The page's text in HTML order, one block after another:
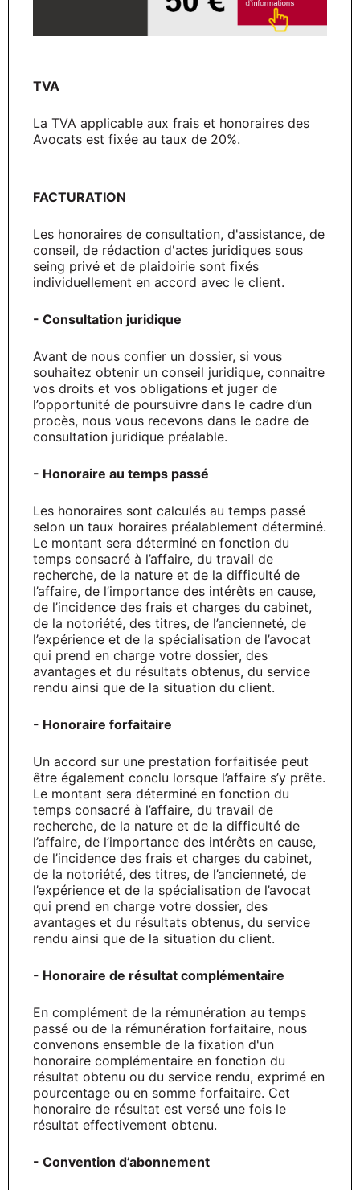
TVA
La TVA applicable aux frais et honoraires des
Avocats est fixée au taux de 20%.
FACTURATION
Les honoraires de consultation, d'assistance, de
conseil, de rédaction d'actes juridiques sous
seing privé et de plaidoirie sont fixés
individuellement en accord avec le client.
- Consultation juridique
Avant de nous confier un dossier, si vous
souhaitez obtenir un conseil juridique, connaitre
vos droits et vos obligations et juger de
l’opportunité de poursuivre dans le cadre d’un
procès, nous vous recevons dans le cadre de
consultation juridique préalable.
- Honoraire au temps passé
Les honoraires sont calculés au temps passé
selon un taux horaires préalablement déterminé.
Le montant sera déterminé en fonction du
temps consacré à l’affaire, du travail de
recherche, de la nature et de la difficulté de
l’affaire, de l’importance des intérêts en cause,
de l’incidence des frais et charges du cabinet,
de la notoriété, des titres, de l’ancienneté, de
l’expérience et de la spécialisation de l’avocat
qui prend en charge votre dossier, des
avantages et du résultats obtenus, du service
rendu ainsi que de la situation du client.
- Honoraire forfaitaire
Un accord sur une prestation forfaitisée peut
être également conclu lorsque l’affaire s’y prête.
Le montant sera déterminé en fonction du
temps consacré à l’affaire, du travail de
recherche, de la nature et de la difficulté de
l’affaire, de l’importance des intérêts en cause,
de l’incidence des frais et charges du cabinet,
de la notoriété, des titres, de l’ancienneté, de
l’expérience et de la spécialisation de l’avocat
qui prend en charge votre dossier, des
avantages et du résultats obtenus, du service
rendu ainsi que de la situation du client.
- Honoraire de résultat complémentaire
En complément de la rémunération au temps
passé ou de la rémunération forfaitaire, nous
convenons ensemble de la fixation d'un
honoraire complémentaire en fonction du
résultat obtenu ou du service rendu, exprimé en
pourcentage ou en somme forfaitaire. Cet
honoraire de résultat est versé une fois le
résultat effectivement obtenu.
- Convention d’abonnement